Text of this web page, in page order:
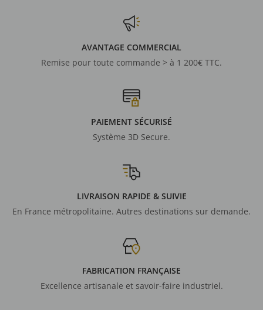
AVANTAGE COMMERCIAL
Remise pour toute commande > à 1 200€ TTC.
PAIEMENT SÉCURISÉ
Système 3D Secure.
LIVRAISON RAPIDE & SUIVIE
En France métropolitaine. Autres destinations sur demande.
FABRICATION FRANÇAISE
Excellence artisanale et savoir-faire industriel.